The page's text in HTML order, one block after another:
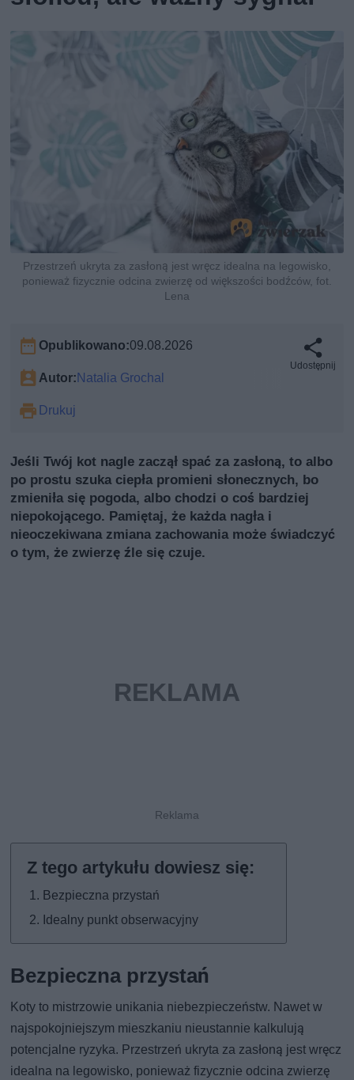
Przestrzeń ukryta za zasłoną jest wręcz idealna na legowisko,
ponieważ fizycznie odcina zwierzę od większości bodźców, fot.
Lena
Opublikowano:09.08.2026
Autor: Natalia Grochal
Drukuj
Udostępnij
Jeśli Twój kot nagle zaczął spać za zasłoną, to albo
po prostu szuka ciepła promieni słonecznych, bo
zmieniła się pogoda, albo chodzi o coś bardziej
niepokojącego. Pamiętaj, że każda nagła i
nieoczekiwana zmiana zachowania może świadczyć
o tym, że zwierzę źle się czuje.
Bezpieczna przystań
Idealny punkt obserwacyjny
Bezpieczna przystań
Koty to mistrzowie unikania niebezpieczeństw. Nawet w
najspokojniejszym mieszkaniu nieustannie kalkulują
potencjalne ryzyka. Przestrzeń ukryta za zasłoną jest wręcz
idealna na legowisko, ponieważ fizycznie odcina zwierzę